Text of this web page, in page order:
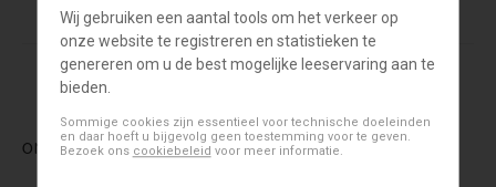
ONZE NIEUWSTE PRODUCTEN
Wij gebruiken een aantal tools om het verkeer op
onze website te registreren en statistieken te
genereren om u de best mogelijke leeservaring aan te
bieden.
Sommige cookies zijn essentieel voor technische doeleinden
en daar hoeft u bijgevolg geen toestemming voor te geven.
Bezoek ons cookiebeleid voor meer informatie.